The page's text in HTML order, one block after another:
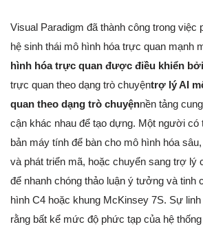
Visual Paradigm đã thành công trong việc
hệ sinh thái mô hình hóa trực quan mạnh
hình hóa trực quan được điều khiển
trực quan theo dạng trò chuyệntrợ lý AI
quan theo dạng trò chuyệnnền tảng
cận khác nhau để tạo dựng. Một người có
bản máy tính để bàn cho mô hình hóa
và phát triển mã, hoặc chuyển sang trợ lý
để nhanh chóng thảo luận ý tưởng và tinh
hình C4 hoặc khung McKinsey 7S. Sự
rằng bất kể mức độ phức tạp của hệ